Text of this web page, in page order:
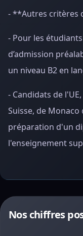
- **Autres critères
- Pour les
d’admission
un niveau B2 en
- Candidats de
Suisse, de
préparation d'un
l'enseignement
Nos chiffres